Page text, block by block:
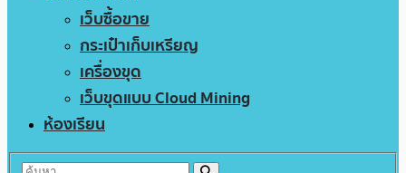
เว็บซื้อขาย
กระเป๋าเก็บเหรียญ
เครื่องขุด
เว็บขุดแบบ Cloud Mining
ห้องเรียน